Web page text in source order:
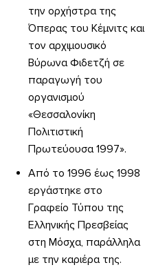
την ορχήστρα της
Όπερας του Κέμνιτς και
τον αρχιμουσικό
Βύρωνα Φιδετζή σε
παραγωγή του
οργανισμού
«Θεσσαλονίκη
Πολιτιστική
Πρωτεύουσα 1997».
Από το 1996 έως 1998
εργάστηκε στο
Γραφείο Τύπου της
Ελληνικής Πρεσβείας
στη Μόσχα, παράλληλα
με την καριέρα της.